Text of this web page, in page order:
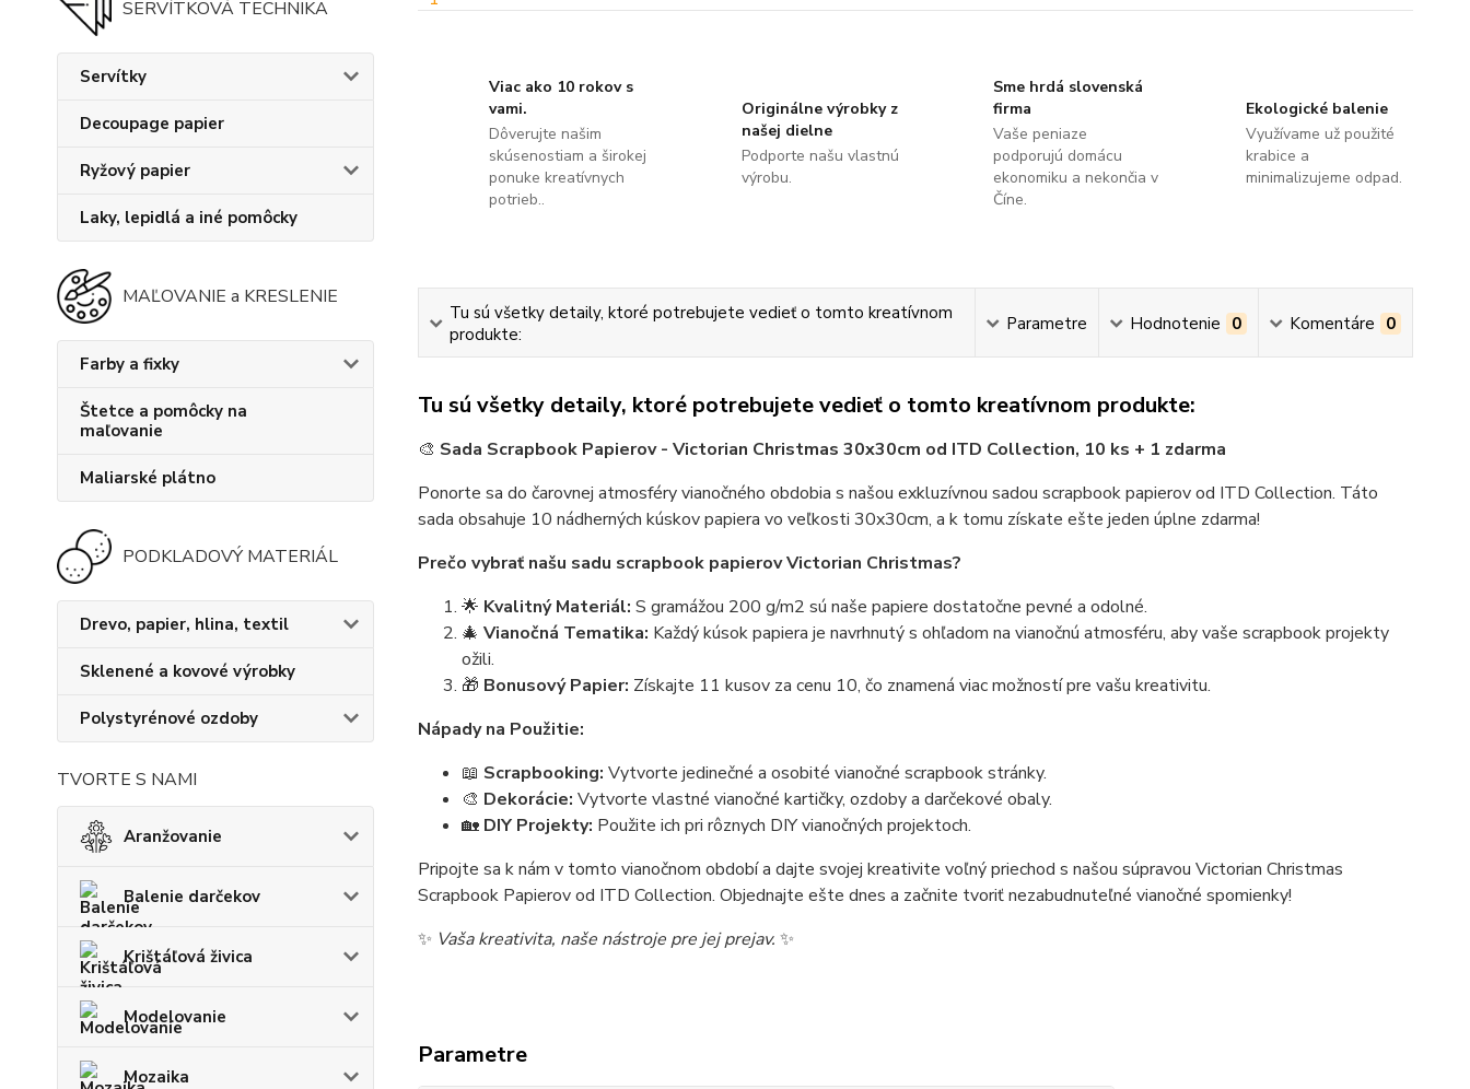
SERVÍTKOVÁ TECHNIKA
Servítky
Decoupage papier
Ryžový papier
Laky, lepidlá a iné pomôcky
MAĽOVANIE a KRESLENIE
Farby a fixky
Štetce a pomôcky na
maľovanie
Maliarské plátno
PODKLADOVÝ MATERIÁL
Drevo, papier, hlina, textil
Sklenené a kovové výrobky
Polystyrénové ozdoby
TVORTE S NAMI
Aranžovanie
Balenie darčekov
Krištáľová živica
Modelovanie
Mozaika
Viac ako 10 rokov s
vami.
Dôverujte našim
skúsenostiam a širokej
ponuke kreatívnych
potrieb..
Originálne výrobky z
našej dielne
Podporte našu vlastnú
výrobu.
Sme hrdá slovenská
firma
Vaše peniaze
podporujú domácu
ekonomiku a nekončia v
Číne.
Ekologické balenie
Využívame už použité
krabice a
minimalizujeme odpad.
Tu sú všetky detaily, ktoré potrebujete vedieť o tomto kreatívnom
produkte:
Parametre Hodnotenie 0 Komentáre 0
Tu sú všetky detaily, ktoré potrebujete vedieť o tomto kreatívnom produkte:
🎨 Sada Scrapbook Papierov - Victorian Christmas 30x30cm od ITD Collection, 10 ks + 1 zdarma
Ponorte sa do čarovnej atmosféry vianočného obdobia s našou exkluzívnou sadou scrapbook papierov od ITD Collection. Táto
sada obsahuje 10 nádherných kúskov papiera vo veľkosti 30x30cm, a k tomu získate ešte jeden úplne zdarma!
Prečo vybrať našu sadu scrapbook papierov Victorian Christmas?
🌟 Kvalitný Materiál: S gramážou 200 g/m2 sú naše papiere dostatočne pevné a odolné.
🎄 Vianočná Tematika: Každý kúsok papiera je navrhnutý s ohľadom na vianočnú atmosféru, aby vaše scrapbook projekty
ožili.
🎁 Bonusový Papier: Získajte 11 kusov za cenu 10, čo znamená viac možností pre vašu kreativitu.
Nápady na Použitie:
📖 Scrapbooking: Vytvorte jedinečné a osobité vianočné scrapbook stránky.
🎨 Dekorácie: Vytvorte vlastné vianočné kartičky, ozdoby a darčekové obaly.
🏡 DIY Projekty: Použite ich pri rôznych DIY vianočných projektoch.
Pripojte sa k nám v tomto vianočnom období a dajte svojej kreativite voľný priechod s našou súpravou Victorian Christmas
Scrapbook Papierov od ITD Collection. Objednajte ešte dnes a začnite tvoriť nezabudnuteľné vianočné spomienky!
✨ Vaša kreativita, naše nástroje pre jej prejav. ✨
Parametre